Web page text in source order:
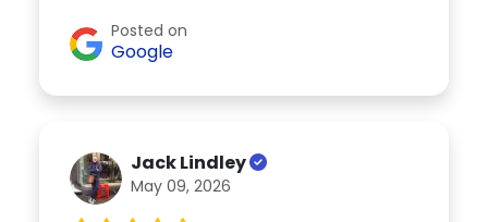
Posted on
Google
Jack Lindley
May 09, 2026